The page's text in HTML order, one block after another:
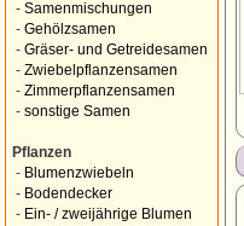
- Samenmischungen
- Gehölzsamen
- Gräser- und Getreidesamen
- Zwiebelpflanzensamen
- Zimmerpflanzensamen
- sonstige Samen
Pflanzen
- Blumenzwiebeln
- Bodendecker
- Ein- / zweijährige Blumen